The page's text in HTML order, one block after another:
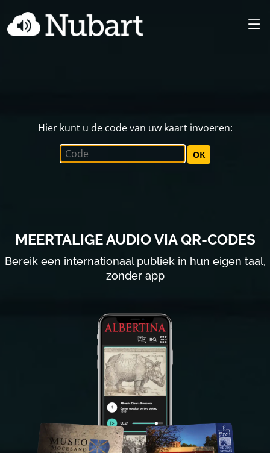
Hier kunt u de code van uw kaart invoeren:
OK
MEERTALIGE AUDIO VIA QR-CODES
Bereik een internationaal publiek in hun eigen taal,
zonder app